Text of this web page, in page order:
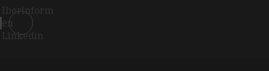
Iberinform
en
Linkedin